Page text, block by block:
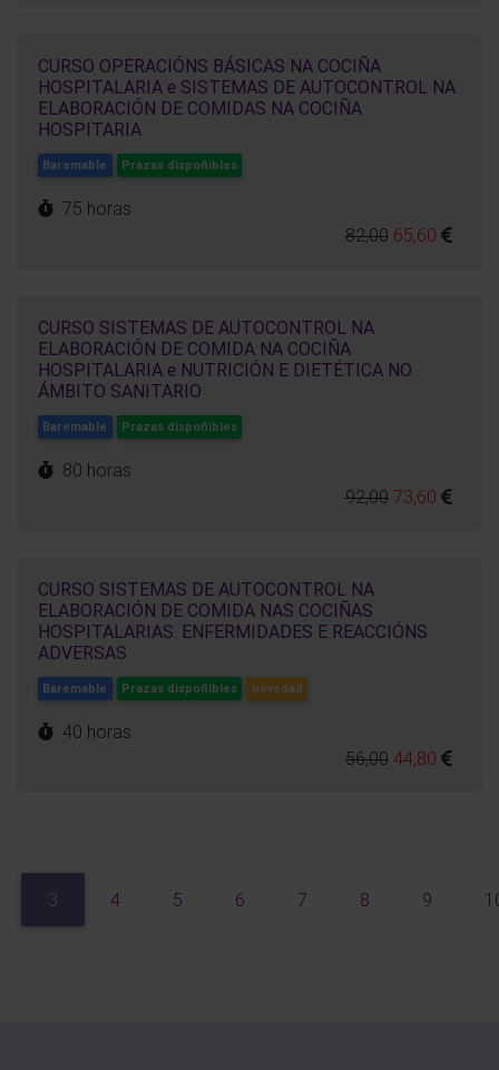
CURSO OPERACIÓNS BÁSICAS NA COCIÑA
HOSPITALARIA e SISTEMAS DE AUTOCONTROL NA
ELABORACIÓN DE COMIDAS NA COCIÑA
HOSPITARIA
Baremable Prazas dispoñibles
75 horas
82,00 65,60
CURSO SISTEMAS DE AUTOCONTROL NA
ELABORACIÓN DE COMIDA NA COCIÑA
HOSPITALARIA e NUTRICIÓN E DIETÉTICA NO
ÁMBITO SANITARIO
Baremable Prazas dispoñibles
80 horas
92,00 73,60
CURSO SISTEMAS DE AUTOCONTROL NA
ELABORACIÓN DE COMIDA NAS COCIÑAS
HOSPITALARIAS. ENFERMIDADES E REACCIÓNS
ADVERSAS
Baremable Prazas dispoñibles novedad
40 horas
56,00 44,80
3 4 5 6 7 8 9